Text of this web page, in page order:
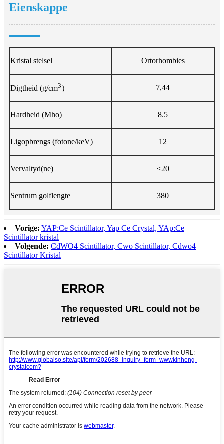
Eienskappe
Kristal stelsel Ortorhombies
Digtheid (g/cm3 ） 7,44
Hardheid (Mho) 8.5
Ligopbrengs (fotone/keV) 12
Vervaltyd(ne) ≤20
Sentrum golflengte 380
Vorige: YAP:Ce Scintillator, Yap Ce Crystal, YAp:Ce
Scintillator kristal
Volgende: CdWO4 Scintillator, Cwo Scintillator, Cdwo4
Scintillator Kristal